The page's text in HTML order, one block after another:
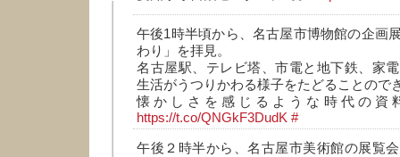
午後1時半頃から、名古屋市博物館の企画
わり」を拝見。
名古屋駅、テレビ塔、市電と地下鉄、家
生活がうつりかわる様子をたどることので
懐かしさを感じるような時代の資
https://t.co/QNGkF3DudK #
午後２時半から、名古屋市美術館の展覧